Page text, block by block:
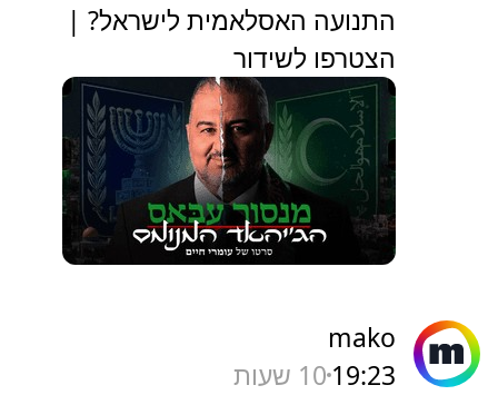
התנועה האסלאמית לישראל? |
הצטרפו לשידור
mako
19:23 10 שעות